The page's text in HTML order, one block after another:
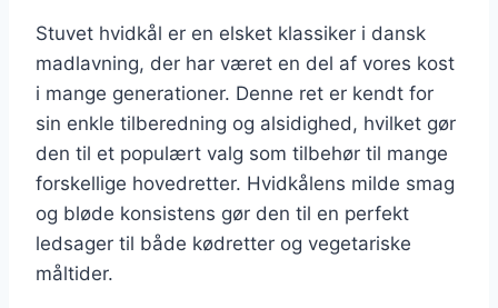
Stuvet hvidkål er en elsket klassiker i dansk
madlavning, der har været en del af vores kost
i mange generationer. Denne ret er kendt for
sin enkle tilberedning og alsidighed, hvilket gør
den til et populært valg som tilbehør til mange
forskellige hovedretter. Hvidkålens milde smag
og bløde konsistens gør den til en perfekt
ledsager til både kødretter og vegetariske
måltider.